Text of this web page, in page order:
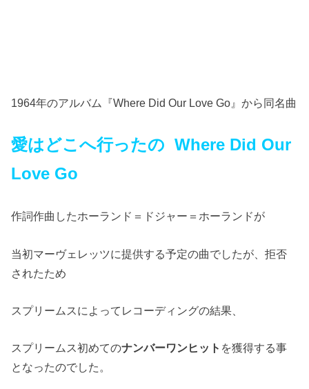
1964年のアルバム『Where Did Our Love Go』から同名曲
愛はどこへ行ったの Where Did Our
Love Go
作詞作曲したホーランド＝ドジャー＝ホーランドが
当初マーヴェレッツに提供する予定の曲でしたが、拒否
されたため
スプリームスによってレコーディングの結果、
スプリームス初めてのナンバーワンヒット を獲得する事
となったのでした。